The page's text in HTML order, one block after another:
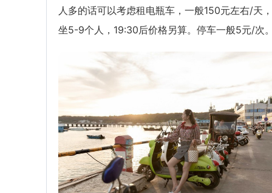
人多的话可以考虑租电瓶车，一般150元左右/天
坐5-9个人，19:30后价格另算。停车一般5元/次